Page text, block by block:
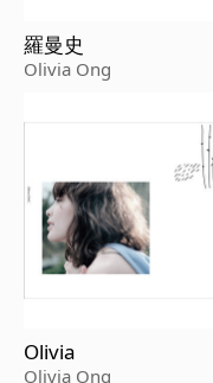
羅曼史
Olivia Ong
Olivia
Olivia Ong